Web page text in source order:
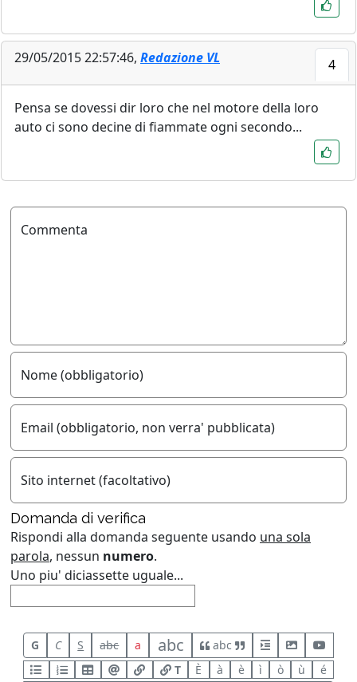
29/05/2015 22:57:46, Redazione VL 4
Pensa se dovessi dir loro che nel motore della loro
auto ci sono decine di fiammate ogni secondo...
Commenta
Nome (obbligatorio)
Email (obbligatorio, non verra' pubblicata)
Sito internet (facoltativo)
Domanda di verifica
Rispondi alla domanda seguente usando una sola
parola, nessun numero.
Uno piu' diciassette uguale...
G C S abc a abc
abc
T
È à è ì ò ù é